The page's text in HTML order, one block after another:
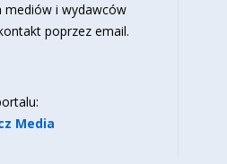
mediów i wydawców
poprzez email.
Media